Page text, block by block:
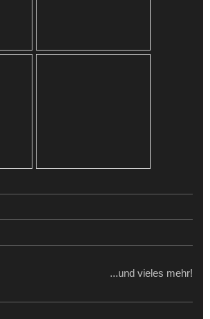
...und vieles mehr!